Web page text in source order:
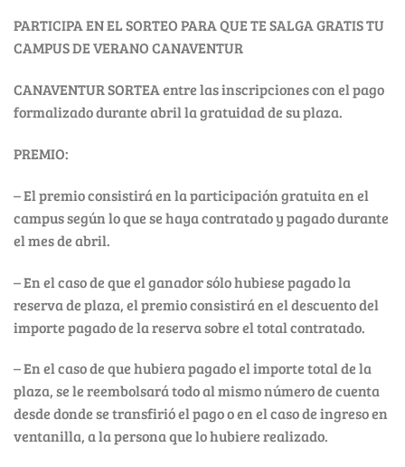
PARTICIPA EN EL SORTEO PARA QUE TE SALGA GRATIS TU
CAMPUS DE VERANO CANAVENTUR
CANAVENTUR SORTEA entre las inscripciones con el pago
formalizado durante abril la gratuidad de su plaza.
PREMIO:
– El premio consistirá en la participación gratuita en el
campus según lo que se haya contratado y pagado durante
el mes de abril.
– En el caso de que el ganador sólo hubiese pagado la
reserva de plaza, el premio consistirá en el descuento del
importe pagado de la reserva sobre el total contratado.
– En el caso de que hubiera pagado el importe total de la
plaza, se le reembolsará todo al mismo número de cuenta
desde donde se transfirió el pago o en el caso de ingreso en
ventanilla, a la persona que lo hubiere realizado.